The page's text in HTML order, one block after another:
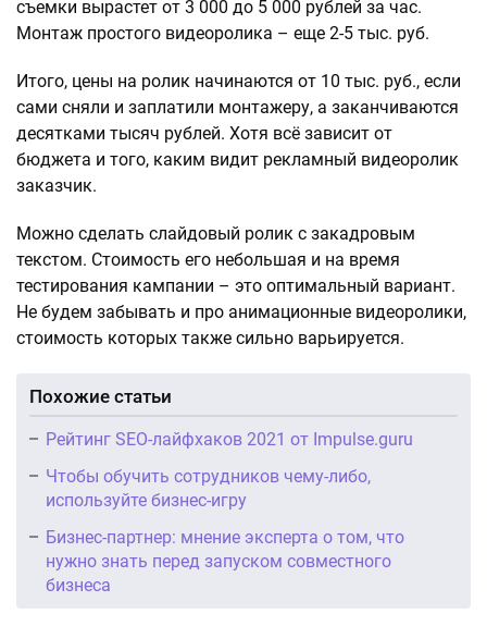
съемки вырастет от 3 000 до 5 000 рублей за час.
Монтаж простого видеоролика – еще 2-5 тыс. руб.
Итого, цены на ролик начинаются от 10 тыс. руб., если
сами сняли и заплатили монтажеру, а заканчиваются
десятками тысяч рублей. Хотя всё зависит от
бюджета и того, каким видит рекламный видеоролик
заказчик.
Можно сделать слайдовый ролик с закадровым
текстом. Стоимость его небольшая и на время
тестирования кампании – это оптимальный вариант.
Не будем забывать и про анимационные видеоролики,
стоимость которых также сильно варьируется.
Похожие статьи
Рейтинг SEO-лайфхаков 2021 от Impulse.guru
Чтобы обучить сотрудников чему-либо,
используйте бизнес-игру
Бизнес-партнер: мнение эксперта о том, что
нужно знать перед запуском совместного
бизнеса